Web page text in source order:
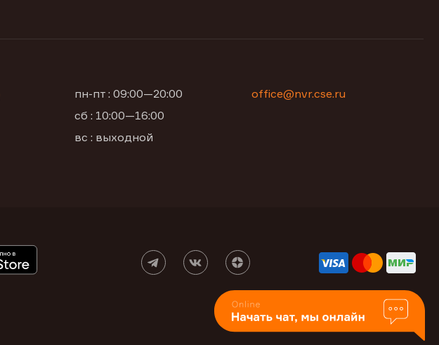
пн-пт : 09:00—20:00
сб : 10:00—16:00
вс : выходной
office@nvr.cse.ru